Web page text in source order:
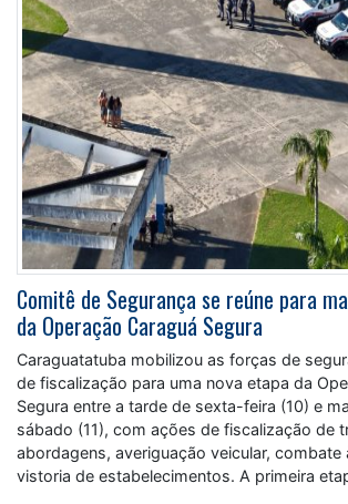
Comitê de Segurança se reúne para
da Operação Caraguá Segura
Caraguatatuba mobilizou as forças de
de fiscalização para uma nova etapa da
Segura entre a tarde de sexta-feira (10) e
sábado (11), com ações de fiscalização de
abordagens, averiguação veicular, combate
vistoria de estabelecimentos. A primeira